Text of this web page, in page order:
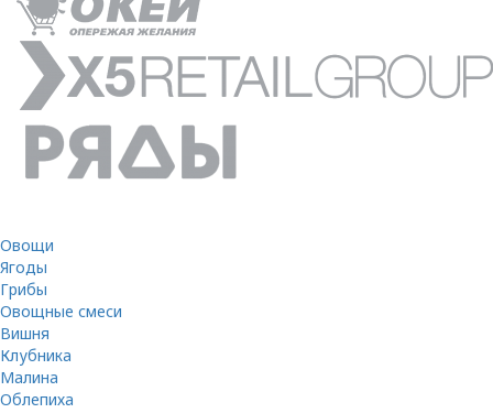
Овощи
Ягоды
Грибы
Овощные смеси
Вишня
Клубника
Малина
Облепиха